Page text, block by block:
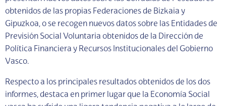
obtenidos de las propias Federaciones de Bizkaia y
Gipuzkoa, o se recogen nuevos datos sobre las Entidades de
Previsión Social Voluntaria obtenidos de la Dirección de
Política Financiera y Recursos Institucionales del Gobierno
Vasco.
Respecto a los principales resultados obtenidos de los dos
informes, destaca en primer lugar que la Economía Social